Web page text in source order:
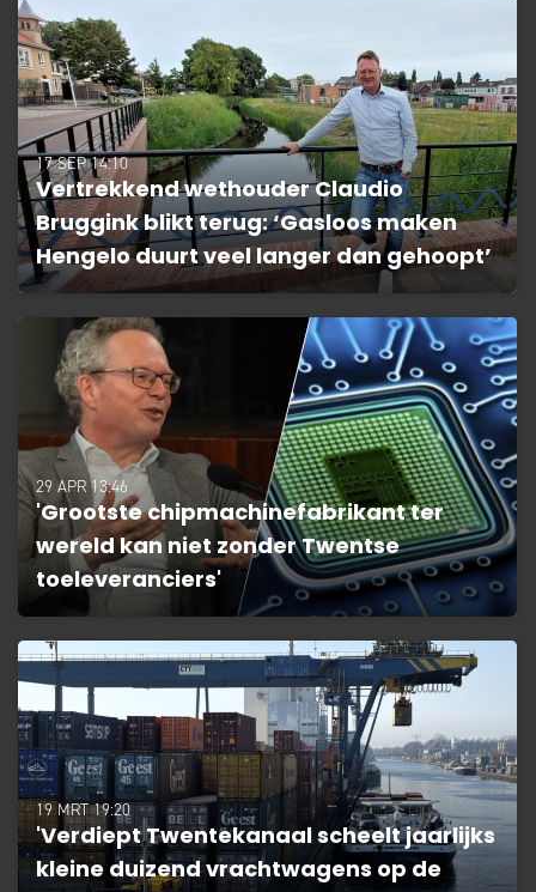
17 SEP 14:10
Vertrekkend wethouder Claudio
Bruggink blikt terug: ‘Gasloos maken
Hengelo duurt veel langer dan gehoopt’
29 APR 13:46
'Grootste chipmachinefabrikant ter
wereld kan niet zonder Twentse
toeleveranciers'
19 MRT 19:20
'Verdiept Twentekanaal scheelt jaarlijks
kleine duizend vrachtwagens op de